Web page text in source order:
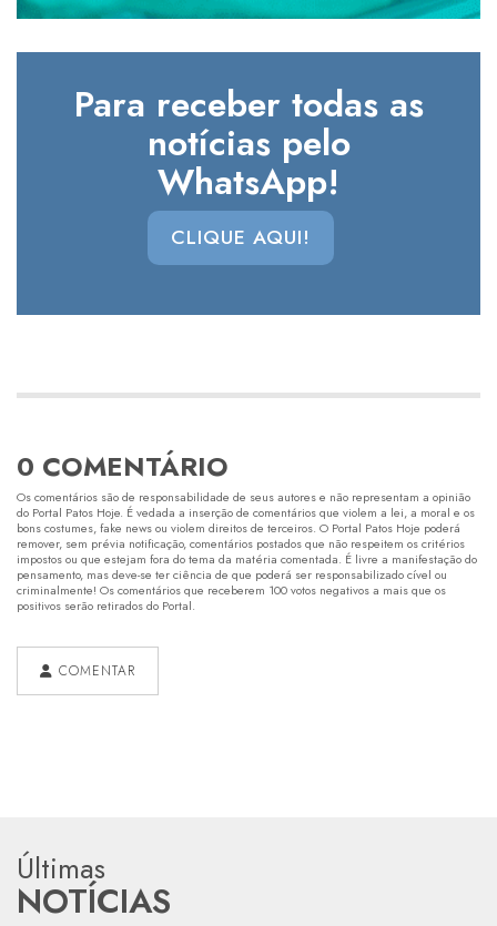
Para receber todas as
notícias pelo
WhatsApp!
CLIQUE AQUI!
0 COMENTÁRIO
Os comentários são de responsabilidade de seus autores e não representam a opinião
do Portal Patos Hoje. É vedada a inserção de comentários que violem a lei, a moral e os
bons costumes, fake news ou violem direitos de terceiros. O Portal Patos Hoje poderá
remover, sem prévia notificação, comentários postados que não respeitem os critérios
impostos ou que estejam fora do tema da matéria comentada. É livre a manifestação do
pensamento, mas deve-se ter ciência de que poderá ser responsabilizado cível ou
criminalmente! Os comentários que receberem 100 votos negativos a mais que os
positivos serão retirados do Portal.
COMENTAR
Últimas
NOTÍCIAS